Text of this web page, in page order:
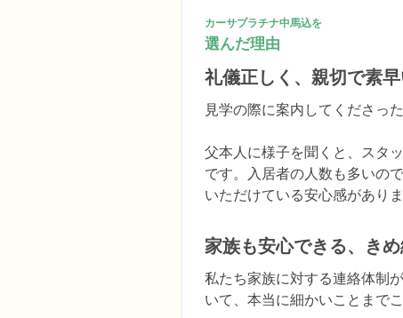
カーサプラチナ中馬込を
選んだ理由
礼儀正しく、親切で素
見学の際に案内してくださっ
父本人に様子を聞くと、スタ
です。入居者の人数も多いの
いただけている安心感がありま
家族も安心できる、き
私たち家族に対する連絡体制
いて、本当に細かいことまで